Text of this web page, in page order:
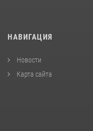
НАВИГАЦИЯ
Новости
Карта сайта